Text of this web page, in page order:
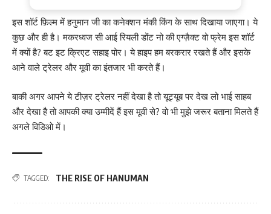
इस शॉर्ट फ़िल्म में हनुमान जी का कनेक्शन मंकी किंग के साथ दिखाया जाएगा। ये
कुछ और ही है। मकरध्वज सी आई रियली डोंट नो की एग्ज़ैक्ट वो फ्रेम इस शॉर्ट
में क्यों है? बट इट क्रिएट सहाइ पोर। ये हाइप हम बरकरार रखते हैं और इसके
आने वाले ट्रेलर और मूवी का इंतजार भी करते हैं।
बाकी अगर आपने ये टीज़र ट्रेलर नहीं देखा है तो यूट्यूब पर देख लो भाई साहब
और देखा है तो आपकी क्या उम्मीदें हैं इस मूवी से? वो भी मुझे जरूर बताना मिलते हैं
अगले विडिओ में।
TAGGED: THE RISE OF HANUMAN